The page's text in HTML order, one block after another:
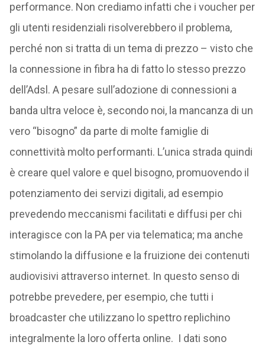
performance. Non crediamo infatti che i voucher per
gli utenti residenziali risolverebbero il problema,
perché non si tratta di un tema di prezzo – visto che
la connessione in fibra ha di fatto lo stesso prezzo
dell’Adsl. A pesare sull’adozione di connessioni a
banda ultra veloce è, secondo noi, la mancanza di un
vero “bisogno” da parte di molte famiglie di
connettività molto performanti. L’unica strada quindi
è creare quel valore e quel bisogno, promuovendo il
potenziamento dei servizi digitali, ad esempio
prevedendo meccanismi facilitati e diffusi per chi
interagisce con la PA per via telematica; ma anche
stimolando la diffusione e la fruizione dei contenuti
audiovisivi attraverso internet. In questo senso di
potrebbe prevedere, per esempio, che tutti i
broadcaster che utilizzano lo spettro replichino
integralmente la loro offerta online. I dati sono